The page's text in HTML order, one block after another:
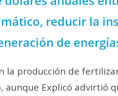
reducir la
de
la producción de
Explicó advirtió